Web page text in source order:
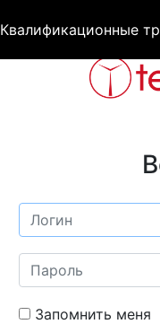
Квалификационные
Запомнить меня